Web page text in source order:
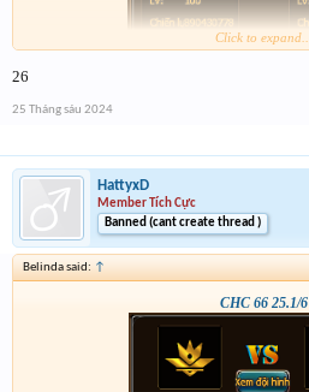
Click to expand...
26
25 Tháng sáu 2024
HattyxD
Member Tích Cực
Banned (cant create thread )
Belinda said: ↑
CHC 66 25.1/6